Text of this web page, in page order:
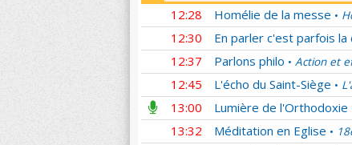
12:28
Homélie de la messe •
12:30 En parler c'est parfois la
12:37 Parlons philo • Action et
12:45 L'écho du Saint-Siège •
13:00 Lumière de l'Orthodoxie
13:32 Méditation en Eglise •